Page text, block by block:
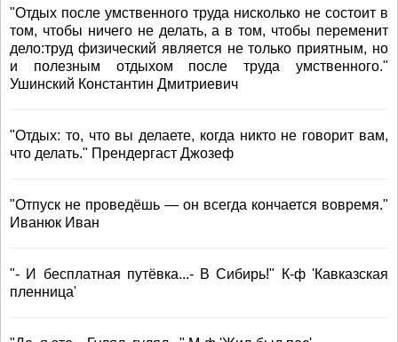
"Отдых после умственного труда нисколько не состоит в
том, чтобы ничего не делать, а в том, чтобы переменит
дело:труд физический является не только приятным, но
и полезным отдыхом после труда умственного."
Ушинский Константин Дмитриевич
"Отдых: то, что вы делаете, когда никто не говорит вам,
что делать." Прендергаст Джозеф
"Отпуск не проведёшь — он всегда кончается вовремя."
Иванюк Иван
"- И бесплатная путёвка...- В Сибирь!" К-ф 'Кавказская
пленница'